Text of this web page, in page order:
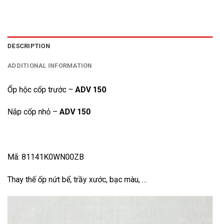
DESCRIPTION
ADDITIONAL INFORMATION
Ốp hộc cốp trước – ADV 150
Nắp cốp nhỏ – ADV 150
Mã: 81141K0WN00ZB
Thay thế ốp nứt bể, trầy xước, bạc màu, …